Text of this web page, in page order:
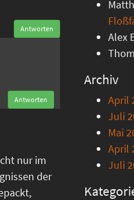
Antworten
Antworten
nur im
der
Alex
Archiv
April
Juli
Mai
April
Juli